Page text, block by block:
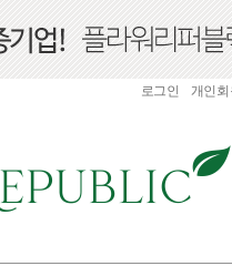
로그인 개인회